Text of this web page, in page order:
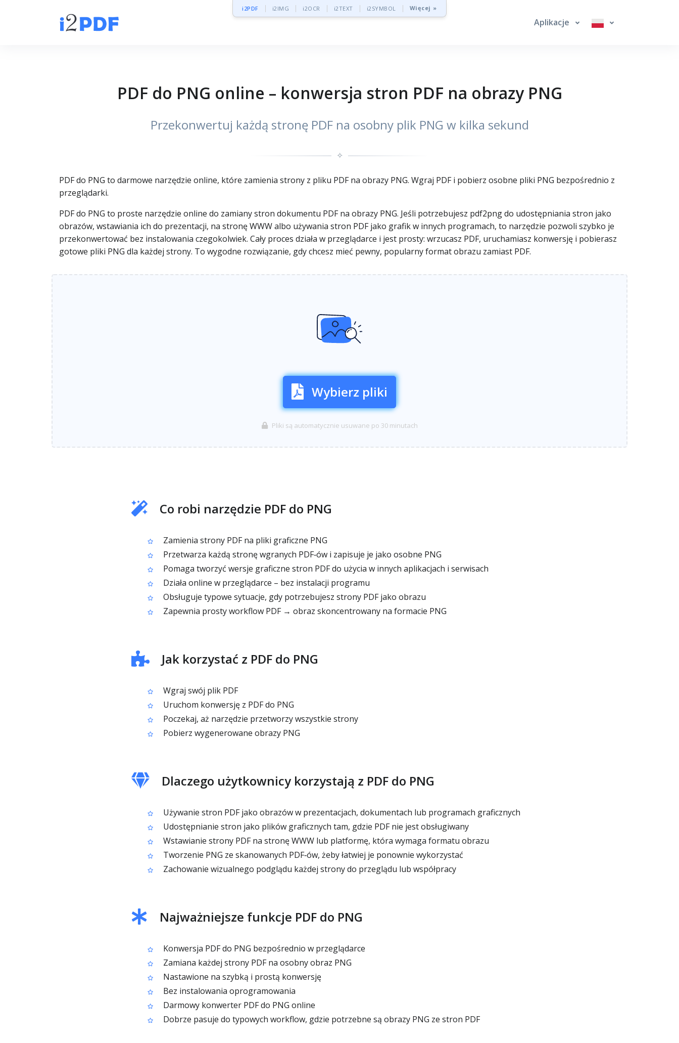
i2PDF i2IMG i2OCR i2TEXT i2SYMBOL Więcej »
Aplikacje
PDF do PNG online – konwersja stron PDF na obrazy PNG
Przekonwertuj każdą stronę PDF na osobny plik PNG w kilka sekund
✧
PDF do PNG to darmowe narzędzie online, które zamienia strony z pliku PDF na obrazy PNG. Wgraj PDF i pobierz osobne pliki PNG bezpośrednio z
przeglądarki.
PDF do PNG to proste narzędzie online do zamiany stron dokumentu PDF na obrazy PNG. Jeśli potrzebujesz pdf2png do udostępniania stron jako
obrazów, wstawiania ich do prezentacji, na stronę WWW albo używania stron PDF jako grafik w innych programach, to narzędzie pozwoli szybko je
przekonwertować bez instalowania czegokolwiek. Cały proces działa w przeglądarce i jest prosty: wrzucasz PDF, uruchamiasz konwersję i pobierasz
gotowe pliki PNG dla każdej strony. To wygodne rozwiązanie, gdy chcesz mieć pewny, popularny format obrazu zamiast PDF.
Wybierz pliki
Pliki są automatycznie usuwane po 30 minutach
Co robi narzędzie PDF do PNG
Zamienia strony PDF na pliki graficzne PNG
Przetwarza każdą stronę wgranych PDF‑ów i zapisuje je jako osobne PNG
Pomaga tworzyć wersje graficzne stron PDF do użycia w innych aplikacjach i serwisach
Działa online w przeglądarce – bez instalacji programu
Obsługuje typowe sytuacje, gdy potrzebujesz strony PDF jako obrazu
Zapewnia prosty workflow PDF → obraz skoncentrowany na formacie PNG
Jak korzystać z PDF do PNG
Wgraj swój plik PDF
Uruchom konwersję z PDF do PNG
Poczekaj, aż narzędzie przetworzy wszystkie strony
Pobierz wygenerowane obrazy PNG
Dlaczego użytkownicy korzystają z PDF do PNG
Używanie stron PDF jako obrazów w prezentacjach, dokumentach lub programach graficznych
Udostępnianie stron jako plików graficznych tam, gdzie PDF nie jest obsługiwany
Wstawianie strony PDF na stronę WWW lub platformę, która wymaga formatu obrazu
Tworzenie PNG ze skanowanych PDF‑ów, żeby łatwiej je ponownie wykorzystać
Zachowanie wizualnego podglądu każdej strony do przeglądu lub współpracy
Najważniejsze funkcje PDF do PNG
Konwersja PDF do PNG bezpośrednio w przeglądarce
Zamiana każdej strony PDF na osobny obraz PNG
Nastawione na szybką i prostą konwersję
Bez instalowania oprogramowania
Darmowy konwerter PDF do PNG online
Dobrze pasuje do typowych workflow, gdzie potrzebne są obrazy PNG ze stron PDF